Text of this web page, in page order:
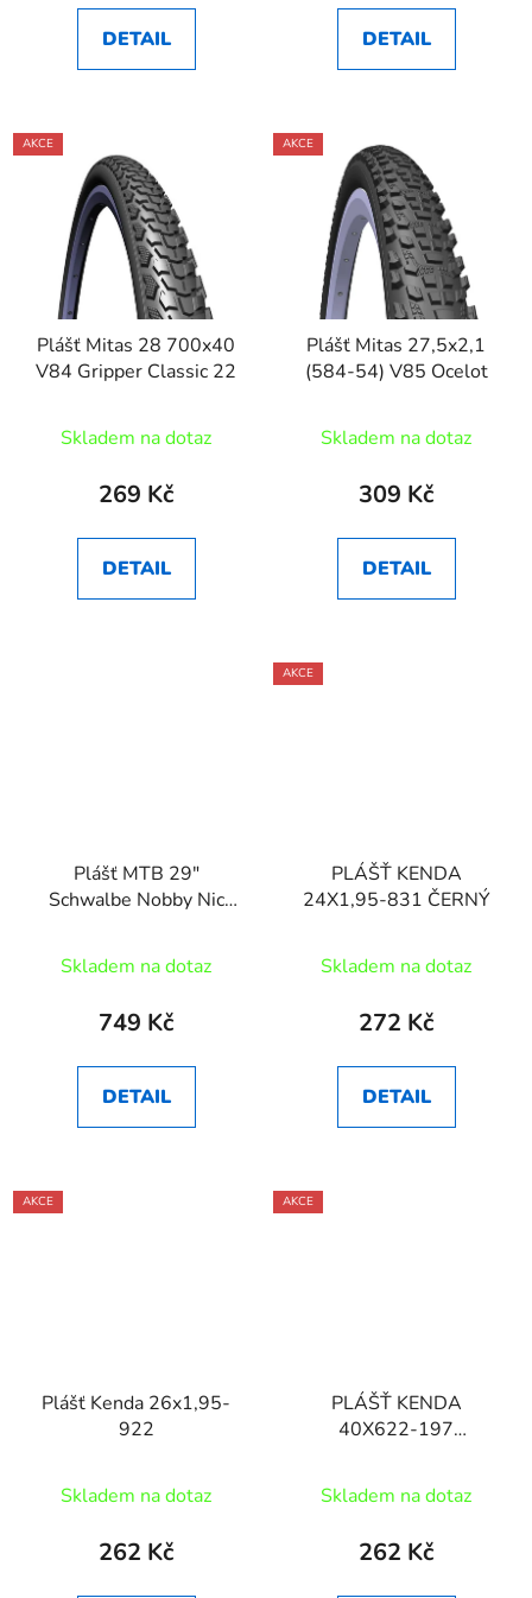
DETAIL DETAIL
AKCE
Plášť Mitas 28 700x40
V84 Gripper Classic 22
Skladem na dotaz
269 Kč
DETAIL
AKCE
Plášť Mitas 27,5x2,1
(584-54) V85 Ocelot
Skladem na dotaz
309 Kč
DETAIL
Plášť MTB 29"
Schwalbe Nobby Nic
29x2,40 kevlar
Skladem na dotaz
749 Kč
DETAIL
AKCE
PLÁŠŤ KENDA
24X1,95-831 ČERNÝ
Skladem na dotaz
272 Kč
DETAIL
AKCE
Plášť Kenda 26x1,95-
922
Skladem na dotaz
262 Kč
AKCE
PLÁŠŤ KENDA
40X622-197
Skladem na dotaz
262 Kč